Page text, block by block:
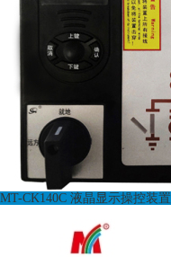
MT-CK140C 液晶显示操控装置